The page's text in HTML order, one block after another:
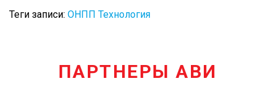
Теги записи: ОНПП Технология
ПАРТНЕРЫ АВИ